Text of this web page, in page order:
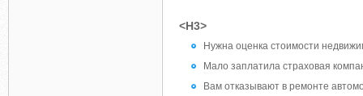
<H3>
Нужна оценка стоимости
Мало заплатила страховая
Вам отказывают в ремонте